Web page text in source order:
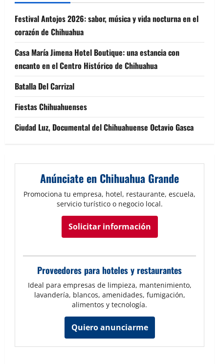
Festival Antojos 2026: sabor, música y vida nocturna en el
corazón de Chihuahua
Casa María Jimena Hotel Boutique: una estancia con
encanto en el Centro Histórico de Chihuahua
Batalla Del Carrizal
Fiestas Chihuahuenses
Ciudad Luz, Documental del Chihuahuense Octavio Gasca
Anúnciate en Chihuahua Grande
Promociona tu empresa, hotel, restaurante, escuela,
servicio turístico o negocio local.
Solicitar información
Proveedores para hoteles y restaurantes
Ideal para empresas de limpieza, mantenimiento,
lavandería, blancos, amenidades, fumigación,
alimentos y tecnología.
Quiero anunciarme